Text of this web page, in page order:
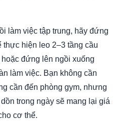
làm việc tập trung, hãy đứng
thực hiện leo 2–3 tầng cầu
đứng lên ngồi xuống
làm việc. Bạn không cần
cần đến phòng gym, nhưng
trong ngày sẽ mang lại giá
cơ thể.